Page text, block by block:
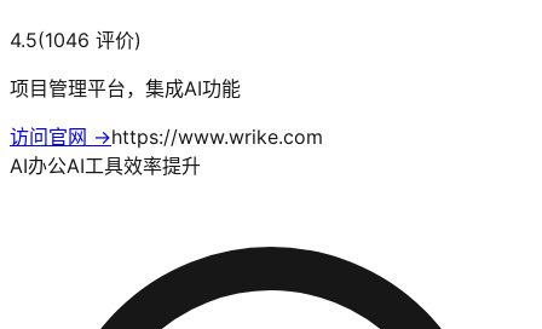
4.5(1046 评价)
项目管理平台，集成AI功能
访问官网 →https://www.wrike.com
AI办公AI工具效率提升